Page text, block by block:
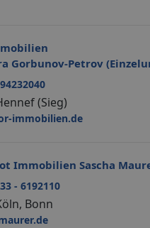
Gorbunov-Petrov
(Sieg)
immobilien.de
Immobilien Sascha
- 6192110
Bonn